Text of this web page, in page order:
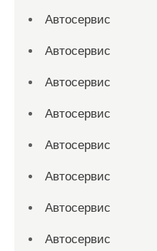
Автосервис
Автосервис
Автосервис
Автосервис
Автосервис
Автосервис
Автосервис
Автосервис